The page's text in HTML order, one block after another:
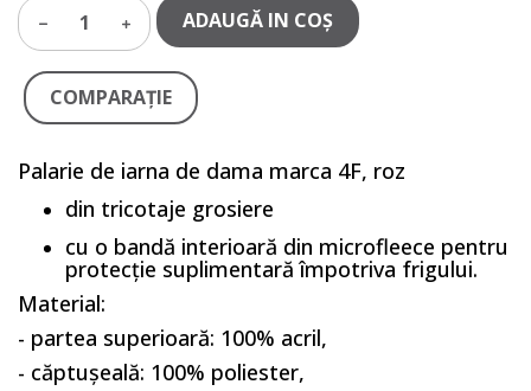
1 ADAUGĂ IN COŞ
COMPARAŢIE
Palarie de iarna de dama marca 4F, roz
din tricotaje grosiere
cu o bandă interioară din microfleece pentru
protecție suplimentară împotriva frigului.
Material:
- partea superioară: 100% acril,
- căptușeală: 100% poliester,